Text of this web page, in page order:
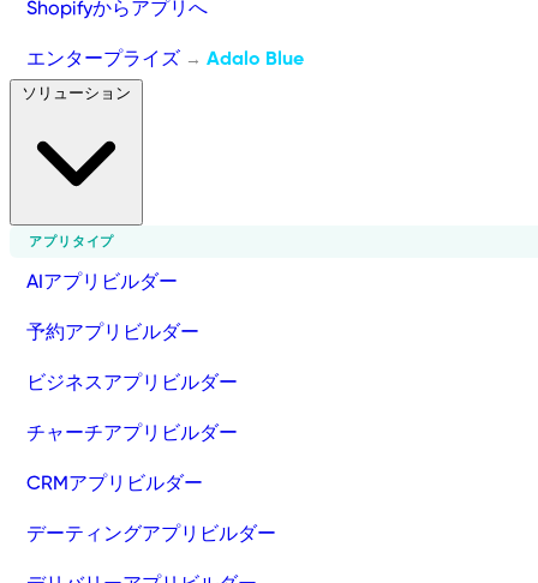
Shopifyからアプリへ
エンタープライズ → Adalo Blue
アプリタイプ
AIアプリビルダー
予約アプリビルダー
ビジネスアプリビルダー
チャーチアプリビルダー
CRMアプリビルダー
デーティングアプリビルダー